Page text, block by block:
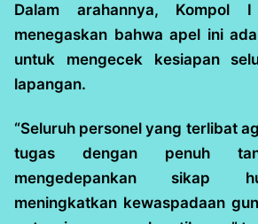
Dalam arahannya, Kompol
menegaskan bahwa apel ini
untuk mengecek kesiapan
lapangan.
“Seluruh personel yang terlibat
tugas dengan penuh
mengedepankan sikap
meningkatkan kewaspadaan